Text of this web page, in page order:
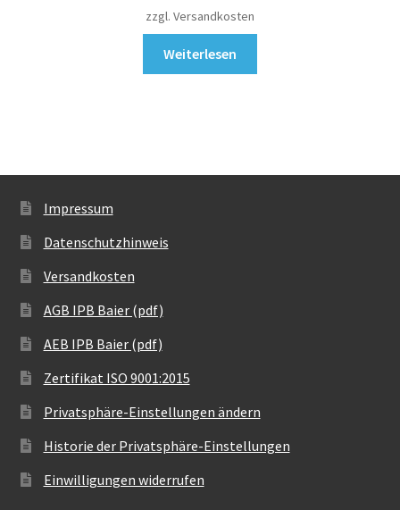
zzgl. Versandkosten
Weiterlesen
Impressum
Datenschutzhinweis
Versandkosten
AGB IPB Baier (pdf)
AEB IPB Baier (pdf)
Zertifikat ISO 9001:2015
Privatsphäre-Einstellungen ändern
Historie der Privatsphäre-Einstellungen
Einwilligungen widerrufen